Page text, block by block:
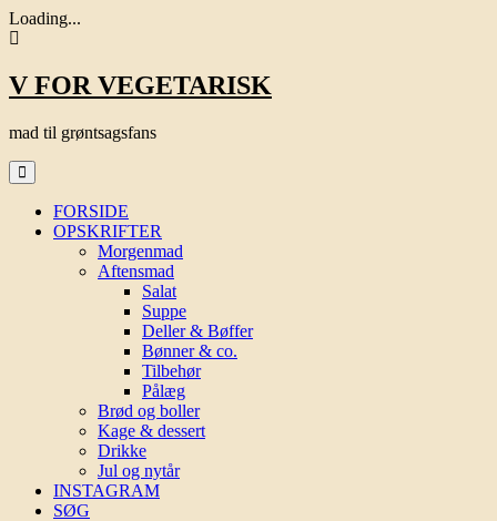
Loading...
Skip
to
V FOR VEGETARISK
mad til grøntsagsfans
FORSIDE
OPSKRIFTER
Morgenmad
Aftensmad
Salat
Suppe
Deller & Bøffer
Bønner & co.
Tilbehør
Pålæg
Brød og boller
Kage & dessert
Drikke
Jul og nytår
INSTAGRAM
SØG